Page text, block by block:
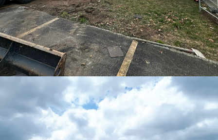
chantiers.
VOIR LES SERVICES